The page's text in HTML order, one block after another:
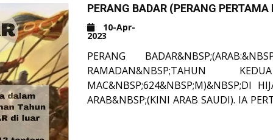
PENAZIRAN SERTA TUGASAN GURU-
PEMANTAUAN DIBUAT SECARA
MEMASTIKAN PENDIDIKAN DAN
MEMASTIKAN KETELUSAN GURU-
SEMOGA DENGAN PEMANTAUAN INI
PENDIDIKAN MAAHAD TAHFIZ ADDIN.
PERANG BADAR (PERANG
10-Apr-
2023
PERANG
RAMADAN&NBSP;TAHUN
MAC&NBSP;624&NBSP;M)&NBSP;DI
ARAB&NBSP;(KINI ARAB SAUDI). IA
ISLAM&NBSP;DAN MERUPAKAN
SEBELUM PERTEMPURAN